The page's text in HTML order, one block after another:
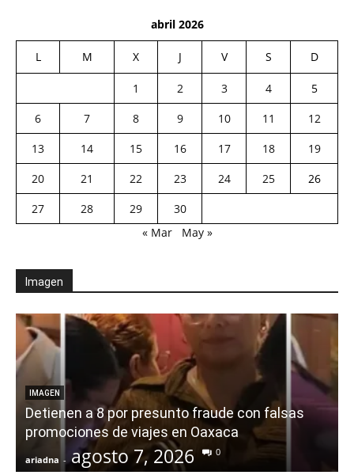
abril 2026
L M X J V S D
1 2 3 4
5
6
7 8 9 10 11
12
13
14 15 16 17 18
19
20
21 22 23 24 25
26
27
28 29
30
« Mar
May »
Imagen
IMAGEN
Detienen a 8 por presunto fraude con falsas
promociones de viajes en Oaxaca
ariadna - agosto 7, 2026 0